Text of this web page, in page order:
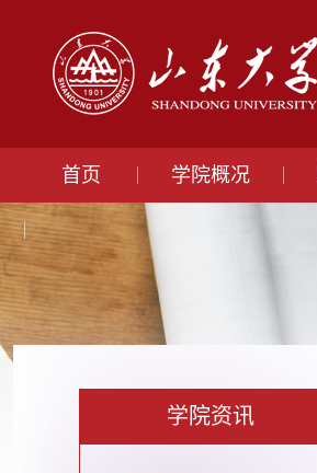
首页 学院概况
学院资讯